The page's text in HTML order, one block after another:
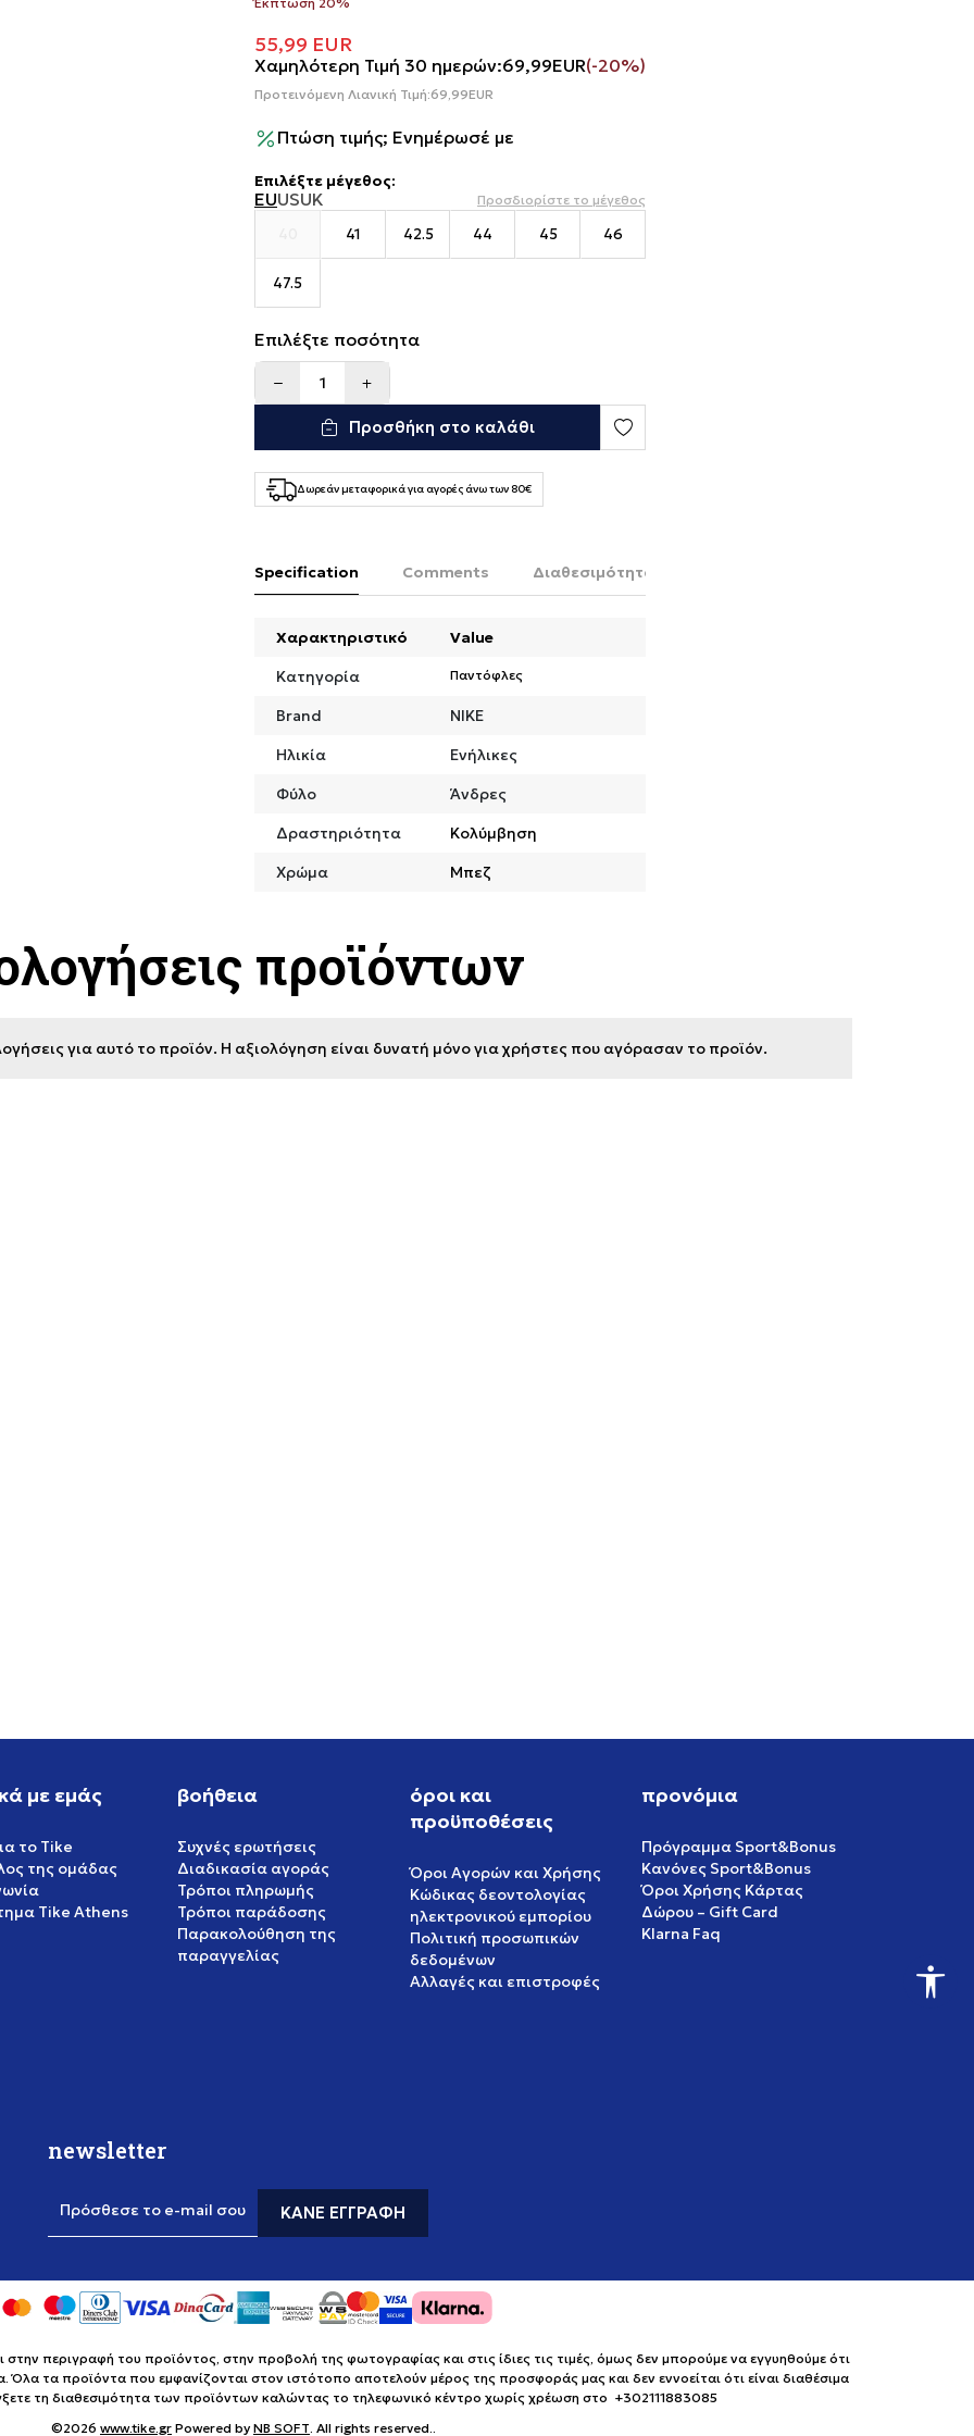
55,99 EUR
Χαμηλότερη Τιμή 30 ημερών:69,99EUR(-20%)
Προτεινόμενη Λιανική Τιμή:69,99EUR
Πτώση τιμής; Ενημέρωσέ με
Επιλέξτε μέγεθος:
EUUSUK Προσδιορίστε το μέγεθος
41 42.5 44 45 46
47.5
Επιλέξτε ποσότητα
Προσθήκη στο καλάθι
Δωρεάν μεταφορικά για αγορές άνω των 80€
Specification Comments Διαθεσιμότητα στο κατάστημα
Χαρακτηριστικό
Value
Κατηγορία
Παντόφλες
Brand
NIKE
Ηλικία
Ενήλικες
Φύλο
Άνδρες
Δραστηριότητα
Κολύμβηση
Χρώμα
Μπεζ
προϊόντων
για αυτό το προϊόν. Η αξιολόγηση είναι δυνατή μόνο για χρήστες που αγόρασαν το προϊόν.
με εμάς
το Tike
της ομάδας
Tike Athens
βοήθεια
Συχνές ερωτήσεις
Διαδικασία αγοράς
Τρόποι πληρωμής
Τρόποι παράδοσης
Παρακολούθηση της
παραγγελίας
όροι και
προϋποθέσεις
Όροι Αγορών και Χρήσης
Κώδικας δεοντολογίας
ηλεκτρονικού εμπορίου
Πολιτική προσωπικών
δεδομένων
Αλλαγές και επιστροφές
προνόμια
Πρόγραμμα Sport&Bonus
Κανόνες Sport&Bonus
Όροι Χρήσης Κάρτας
Δώρου – Gift Card
Klarna Faq
newsletter
Πρόσθεσε το e-mail σου ΚΆΝΕ ΕΓΓΡΑΦΉ
περιγραφή του προϊόντος, στην προβολή της φωτογραφίας και στις ίδιες τις τιμές, όμως δεν μπορούμε να εγγυηθούμε ότι
Όλα τα προϊόντα που εμφανίζονται στον ιστότοπο αποτελούν μέρος της προσφοράς μας και δεν εννοείται ότι είναι διαθέσιμα
τη διαθεσιμότητα των προϊόντων καλώντας το τηλεφωνικό κέντρο χωρίς χρέωση στο +302111883085
©2026 www.tike.gr Powered by NB SOFT. All rights reserved..